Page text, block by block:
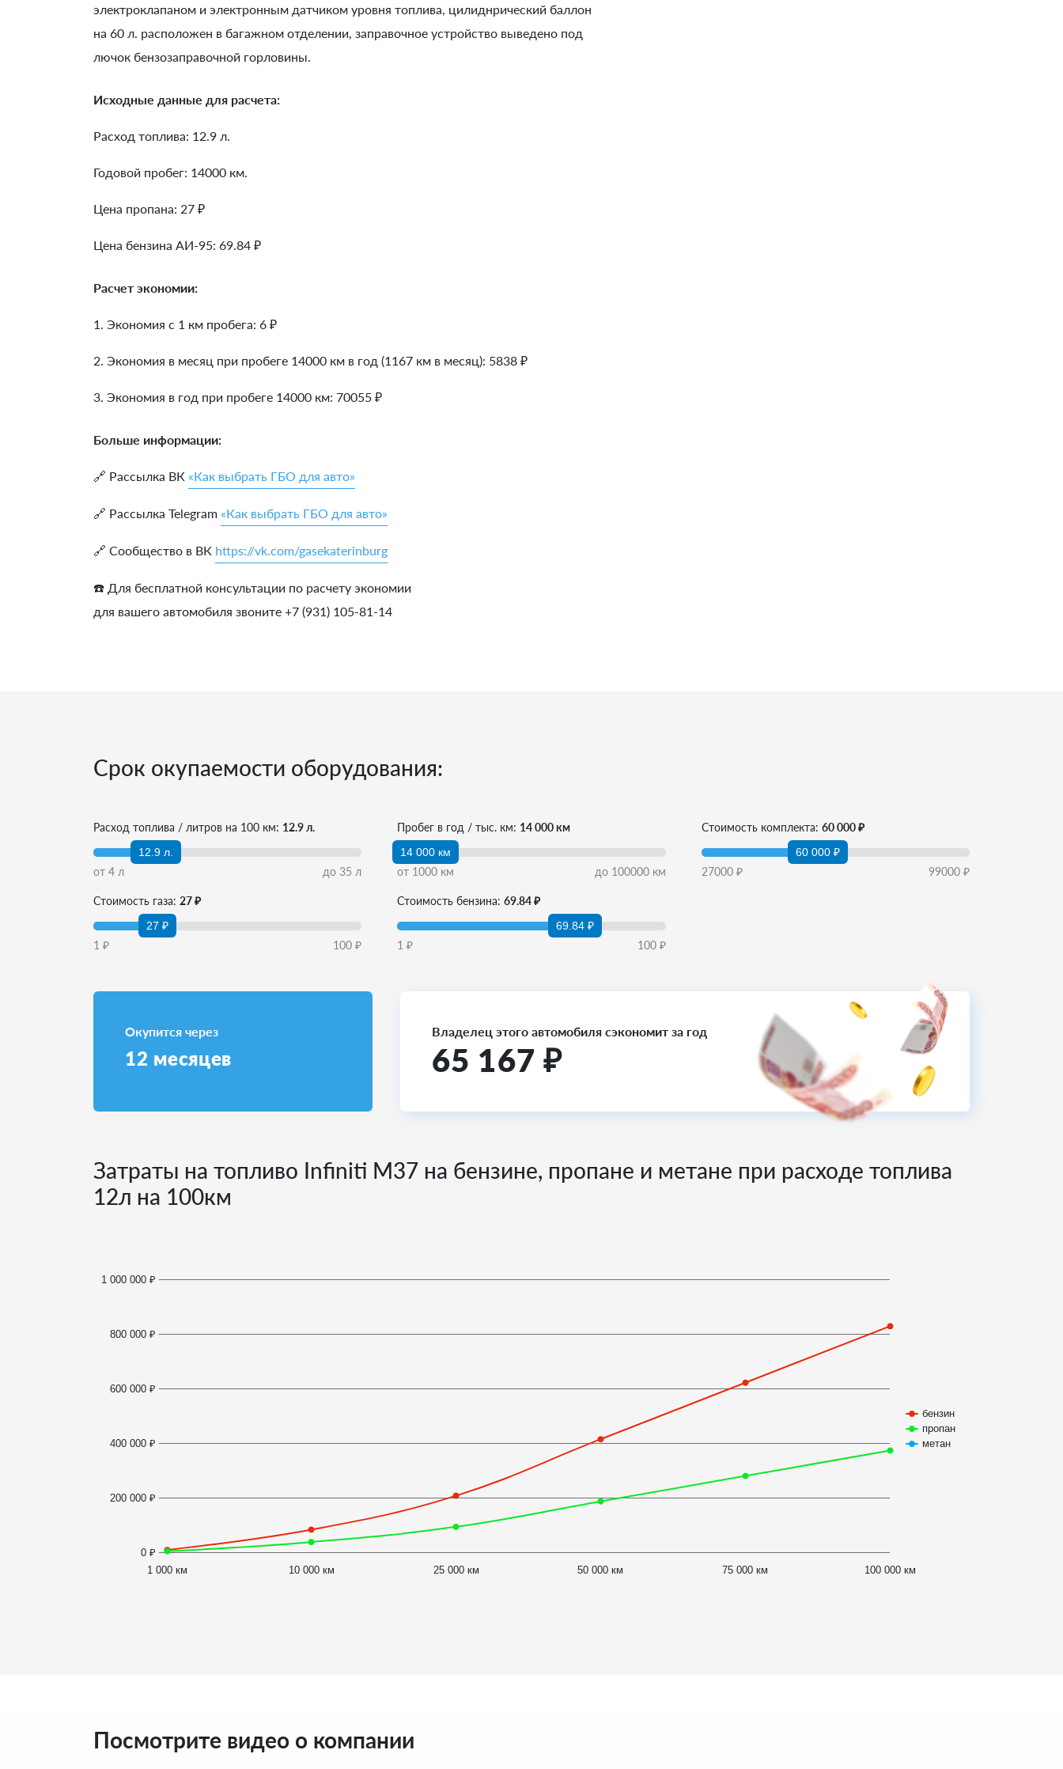
электроклапаном и электронным датчиком уровня топлива, цилиднрический баллон
на 60 л. расположен в багажном отделении, заправочное устройство выведено под
лючок бензозаправочной горловины.
Исходные данные для расчета:
Расход топлива: 12.9 л.
Годовой пробег: 14000 км.
Цена пропана: 27 ₽
Цена бензина АИ-95: 69.84 ₽
Расчет экономии:
1. Экономия с 1 км пробега: 6 ₽
2. Экономия в месяц при пробеге 14000 км в год (1167 км в месяц): 5838 ₽
3. Экономия в год при пробеге 14000 км: 70055 ₽
Больше информации:
🔗 Рассылка ВК «Как выбрать ГБО для авто»
🔗 Рассылка Telegram «Как выбрать ГБО для авто»
🔗 Сообщество в ВК https://vk.com/gasekaterinburg
☎️ Для бесплатной консультации по расчету экономии
для вашего автомобиля звоните +7 (931) 105-81-14
Срок окупаемости оборудования:
Расход топлива / литров на 100 км: 12.9 л.
12.9 л.
от 4 л до35 л
Пробег в год / тыс. км: 14 000 км
14 000 км
от 1000 км до 100000км
Стоимость комплекта: 60 000 ₽
60 000 ₽
27000₽ 99000₽
Стоимость газа: 27 ₽
27 ₽
1 ₽ 100 ₽
Стоимость бензина:69.84 ₽
69.84 ₽
1 ₽ 100₽
Окупится через
12 месяцев
Владелец этого автомобиля сэкономит за год
65 167 ₽
Затраты на топливо Infiniti М37 на бензине, пропане и метане при расходе топлива
12л на 100км
бензин
пропан
метан
1 000 км 10 000 км 25 000 км 50 000 км 75 000 км 100 000 км
0 ₽
200 000 ₽
400 000 ₽
600 000 ₽
800 000 ₽
1 000 000 ₽
Посмотрите видео о компании